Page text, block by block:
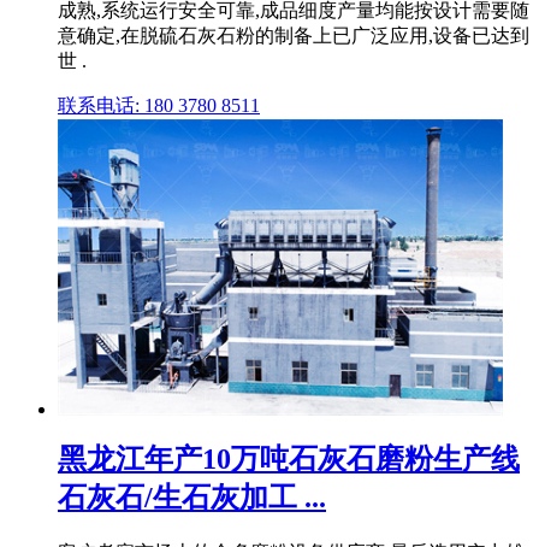
成熟,系统运行安全可靠,成品细度产量均能按设计需要随
意确定,在脱硫石灰石粉的制备上已广泛应用,设备已达到
世 .
联系电话: 180 3780 8511
黑龙江年产10万吨石灰石磨粉生产线
石灰石/生石灰加工 ...